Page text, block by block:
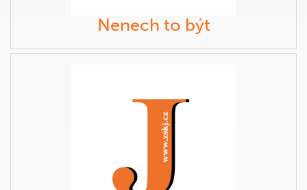
Nenech to být